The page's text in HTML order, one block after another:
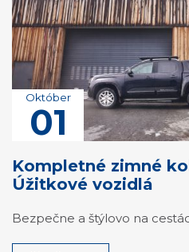
Október
01
Kompletné zimné
Úžitkové vozidlá
Bezpečne a štýlovo na